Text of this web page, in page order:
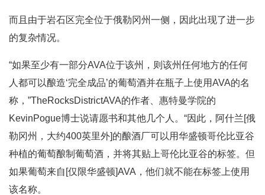
而且由于岩石区完全位于俄勒冈州一侧，因此出现了进一步
的复杂情况。
“如果至少有一部分AVA位于该州，则该州任何地方的任何
人都可以酿造‘完全成品’的葡萄酒并在瓶子上使用AVA的名
称，”TheRocksDistrictAVA的作者、惠特曼学院的
KevinPogue博士说请愿书和其他几个人。“因此，阿什兰[俄
勒冈州，大约400英里外]的酿酒厂可以用华盛顿哥伦比亚谷
种植的葡萄酿制葡萄酒，并将其贴上哥伦比亚谷的标签。但
如果葡萄来自[仅限华盛顿]AVA，他们就不能在标签上使用
该名称。